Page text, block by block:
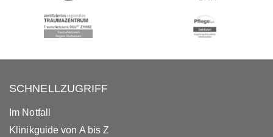
SCHNELLZUGRIFF
Im Notfall
Klinikguide von A bis Z